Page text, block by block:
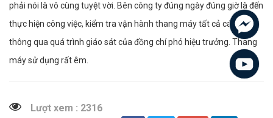
phải nói là vô cùng tuyệt vời. Bên công ty đúng ngày đúng giờ là đến
thực hiện công việc, kiểm tra vận hành thang máy tất cả các tầng,
thông qua quá trình giáo sát của đồng chí phó hiệu trưởng. Thang
máy sử dụng rất êm.
Lượt xem : 2316